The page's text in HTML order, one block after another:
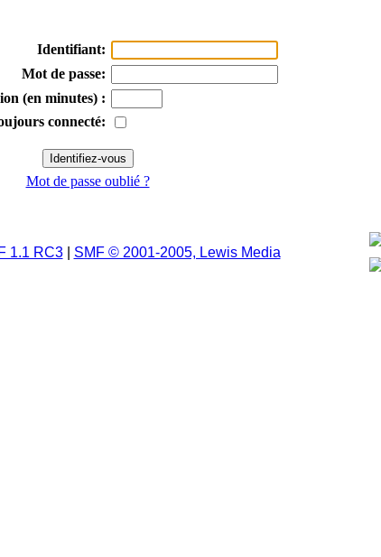
Identifiant:
Mot de passe:
(en minutes) :
connecté:
Mot de passe oublié ?
1.1 RC3| SMF © 2001-2005, Lewis Media